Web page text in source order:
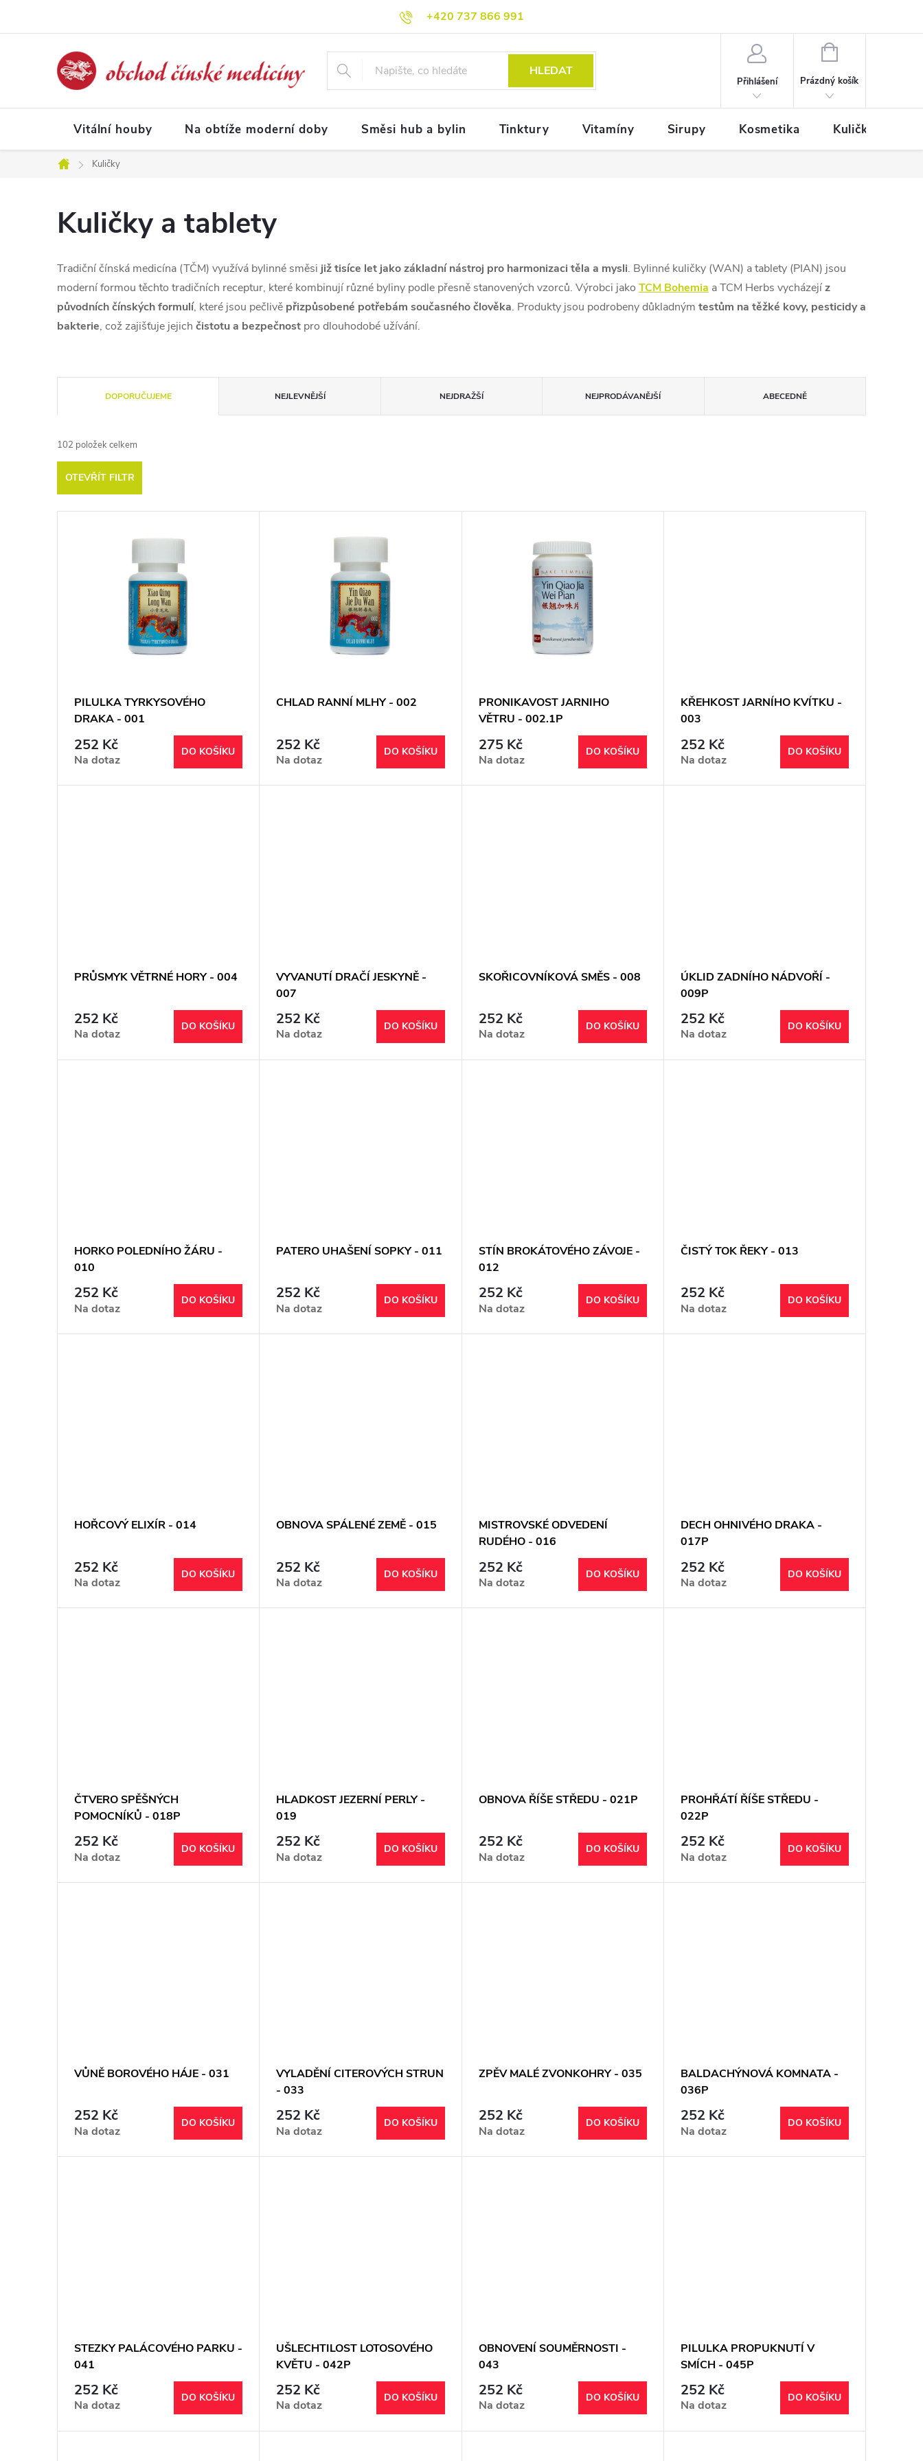
+420 737 866 991
HLEDAT
Přihlášení
NÁKUPNÍ
Prázdný košík
Vitální houby Na obtíže moderní doby Směsi hub a bylin Tinktury Vitamíny Sirupy Kosmetika Kuličky
Domů
Kuličky
Kuličky a tablety
Tradiční čínská medicína (TČM) využívá bylinné směsi již tisíce let jako základní nástroj pro harmonizaci těla a mysli. Bylinné kuličky (WAN) a tablety (PIAN) jsou
moderní formou těchto tradičních receptur, které kombinují různé byliny podle přesně stanovených vzorců. Výrobci jako TCM Bohemia a TCM Herbs vycházejíz
původních čínských formulí, které jsou pečlivě přizpůsobené potřebám současného člověka. Produkty jsou podrobeny důkladným testům na těžké kovy, pesticidy a
bakterie, což zajišťuje jejich čistotu a bezpečnost pro dlouhodobé užívání.
a
z
e
DOPORUČUJEME NEJLEVNĚJŠÍ NEJDRAŽŠÍ NEJPRODÁVANĚJŠÍ ABECEDNĚ
102 položek celkem
OTEVŘÍT FILTR
PILULKA TYRKYSOVÉHO
DRAKA - 001
252 Kč
Na dotaz
DO KOŠÍKU
CHLAD RANNÍ MLHY - 002
252 Kč
Na dotaz
DO KOŠÍKU
PRONIKAVOST JARNIHO
VĚTRU - 002.1P
275 Kč
Na dotaz
DO KOŠÍKU
KŘEHKOST JARNÍHO KVÍTKU -
003
252 Kč
Na dotaz
DO KOŠÍKU
PRŮSMYK VĚTRNÉ HORY - 004
252 Kč
Na dotaz
DO KOŠÍKU
VYVANUTÍ DRAČÍ JESKYNĚ -
007
252 Kč
Na dotaz
DO KOŠÍKU
SKOŘICOVNÍKOVÁ SMĚS - 008
252 Kč
Na dotaz
DO KOŠÍKU
ÚKLID ZADNÍHO NÁDVOŘÍ -
009P
252 Kč
Na dotaz
DO KOŠÍKU
HORKO POLEDNÍHO ŽÁRU -
010
252 Kč
Na dotaz
DO KOŠÍKU
PATERO UHAŠENÍ SOPKY - 011
252 Kč
Na dotaz
DO KOŠÍKU
STÍN BROKÁTOVÉHO ZÁVOJE -
012
252 Kč
Na dotaz
DO KOŠÍKU
ČISTÝ TOK ŘEKY - 013
252 Kč
Na dotaz
DO KOŠÍKU
HOŘCOVÝ ELIXÍR - 014
252 Kč
Na dotaz
DO KOŠÍKU
OBNOVA SPÁLENÉ ZEMĚ - 015
252 Kč
Na dotaz
DO KOŠÍKU
MISTROVSKÉ ODVEDENÍ
RUDÉHO - 016
252 Kč
Na dotaz
DO KOŠÍKU
DECH OHNIVÉHO DRAKA -
017P
252 Kč
Na dotaz
DO KOŠÍKU
ČTVERO SPĚŠNÝCH
POMOCNÍKŮ - 018P
252 Kč
Na dotaz
DO KOŠÍKU
HLADKOST JEZERNÍ PERLY -
019
252 Kč
Na dotaz
DO KOŠÍKU
OBNOVA ŘÍŠE STŘEDU - 021P
252 Kč
Na dotaz
DO KOŠÍKU
PROHŘÁTÍ ŘÍŠE STŘEDU -
022P
252 Kč
Na dotaz
DO KOŠÍKU
VŮNĚ BOROVÉHO HÁJE - 031
252 Kč
Na dotaz
DO KOŠÍKU
VYLADĚNÍ CITEROVÝCH STRUN
- 033
252 Kč
Na dotaz
DO KOŠÍKU
ZPĚV MALÉ ZVONKOHRY - 035
252 Kč
Na dotaz
DO KOŠÍKU
BALDACHÝNOVÁ KOMNATA -
036P
252 Kč
Na dotaz
DO KOŠÍKU
STEZKY PALÁCOVÉHO PARKU -
041
252 Kč
Na dotaz
DO KOŠÍKU
UŠLECHTILOST LOTOSOVÉHO
KVĚTU - 042P
252 Kč
Na dotaz
DO KOŠÍKU
OBNOVENÍ SOUMĚRNOSTI -
043
252 Kč
Na dotaz
DO KOŠÍKU
PILULKA PROPUKNUTÍ V
SMÍCH - 045P
252 Kč
Na dotaz
DO KOŠÍKU